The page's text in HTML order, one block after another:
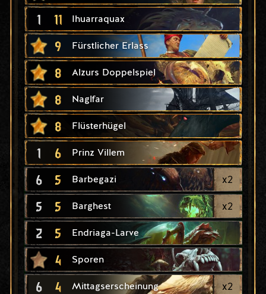
1 11 Ihuarraquax
9 Fürstlicher Erlass
8 Alzurs Doppelspiel
8 Naglfar
8 Flüsterhügel
1 6 Prinz Villem
6 5 Barbegazi x2
5 5 Barghest x2
2 5 Endriaga-Larve
4 Sporen
6 4 Mittagserscheinung x2